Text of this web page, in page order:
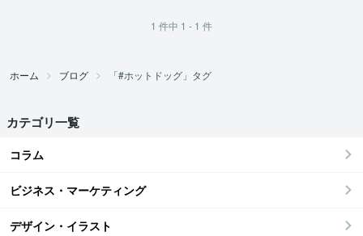
1 件中 1 - 1 件
ホーム ブログ 「#ホットドッグ」タグ
カテゴリ一覧
コラム
ビジネス・マーケティング
デザイン・イラスト